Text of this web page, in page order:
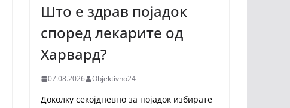
Што е здрав појадок
според лекарите од
Харвард?
07.08.2026 Objektivno24
Доколку секојдневно за појадок избирате